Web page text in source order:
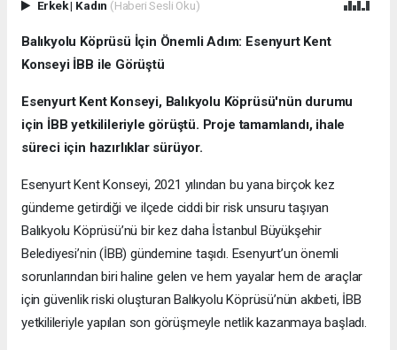
Erkek| Kadın (Haberi Sesli Oku)
Balıkyolu Köprüsü İçin Önemli Adım: Esenyurt Kent
Konseyi İBB ile Görüştü
Esenyurt Kent Konseyi, Balıkyolu Köprüsü'nün durumu
için İBB yetkilileriyle görüştü. Proje tamamlandı, ihale
süreci için hazırlıklar sürüyor.
Esenyurt Kent Konseyi, 2021 yılından bu yana birçok kez
gündeme getirdiği ve ilçede ciddi bir risk unsuru taşıyan
Balıkyolu Köprüsü’nü bir kez daha İstanbul Büyükşehir
Belediyesi’nin (İBB) gündemine taşıdı. Esenyurt’un önemli
sorunlarından biri haline gelen ve hem yayalar hem de araçlar
için güvenlik riski oluşturan Balıkyolu Köprüsü’nün akıbeti, İBB
yetkilileriyle yapılan son görüşmeyle netlik kazanmaya başladı.